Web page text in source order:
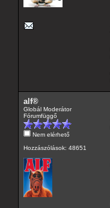
alf®
Globál Moderátor
Fórumfüggő
Nem elérhető
Hozzászólások: 48651